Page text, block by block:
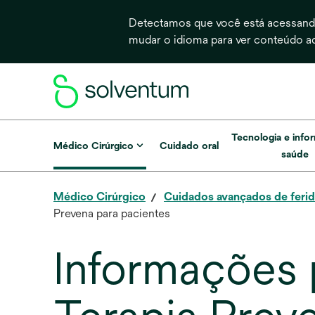
Detectamos que você está
mudar o idioma para ver conteúdo
Médico Cirúrgico Cuidado oral
Tecnologia e
saúde
Médico Cirúrgico Cuidados avançados de
Prevena para pacientes
Informações